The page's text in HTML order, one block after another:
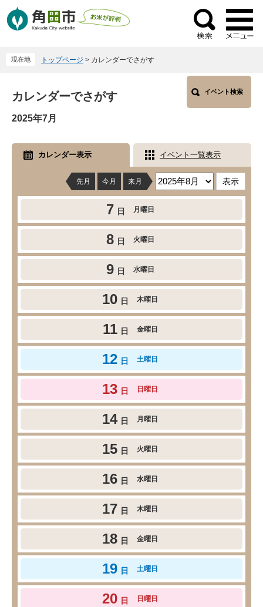
ー
ニ
検
索
現在地 トップページ > カレンダーでさがす
文
カレンダーでさがす イベント検索
2025年7月
カレンダー表示 イベント一覧表示
先月 今月 来月
7 日 月曜日
8 日 火曜日
9 日 水曜日
10 日 木曜日
11 日 金曜日
12 日 土曜日
13 日 日曜日
14 日 月曜日
15 日 火曜日
16 日 水曜日
17 日 木曜日
18 日 金曜日
19 日 土曜日
20 日 日曜日